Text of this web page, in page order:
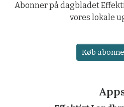
Abonner på dagbladet
vores lokale
Køb